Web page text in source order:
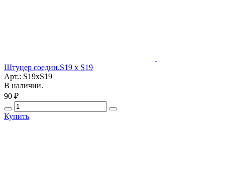
Штуцер соедин.S19 x S19
Арт.: S19xS19
В наличии.
90 ₽
Купить